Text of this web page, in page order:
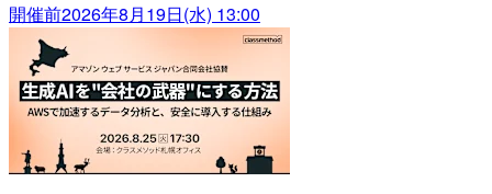
開催前2026年8月19日(水) 13:00